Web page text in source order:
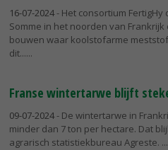
16-07-2024- Het consortium
Somme in het noorden van
bouwen waar koolstofarme
dit...
Franse wintertarwe blijft
09-07-2024- De wintertarwe in
minder dan 7 ton per hectare. Dat
agrarisch statistiekbureau Agreste.